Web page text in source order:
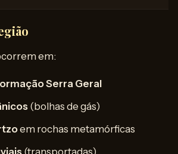
em:
Serra Geral
(bolhas de gás)
em rochas metamórficas
(transportadas)